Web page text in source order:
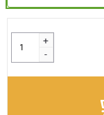
+
-